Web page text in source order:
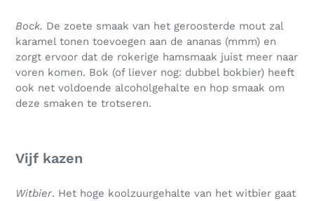
Bock. De zoete smaak van het geroosterde mout zal
karamel tonen toevoegen aan de ananas (mmm) en
zorgt ervoor dat de rokerige hamsmaak juist meer naar
voren komen. Bok (of liever nog: dubbel bokbier) heeft
ook net voldoende alcoholgehalte en hop smaak om
deze smaken te trotseren.
Vijf kazen
Witbier. Het hoge koolzuurgehalte van het witbier gaat